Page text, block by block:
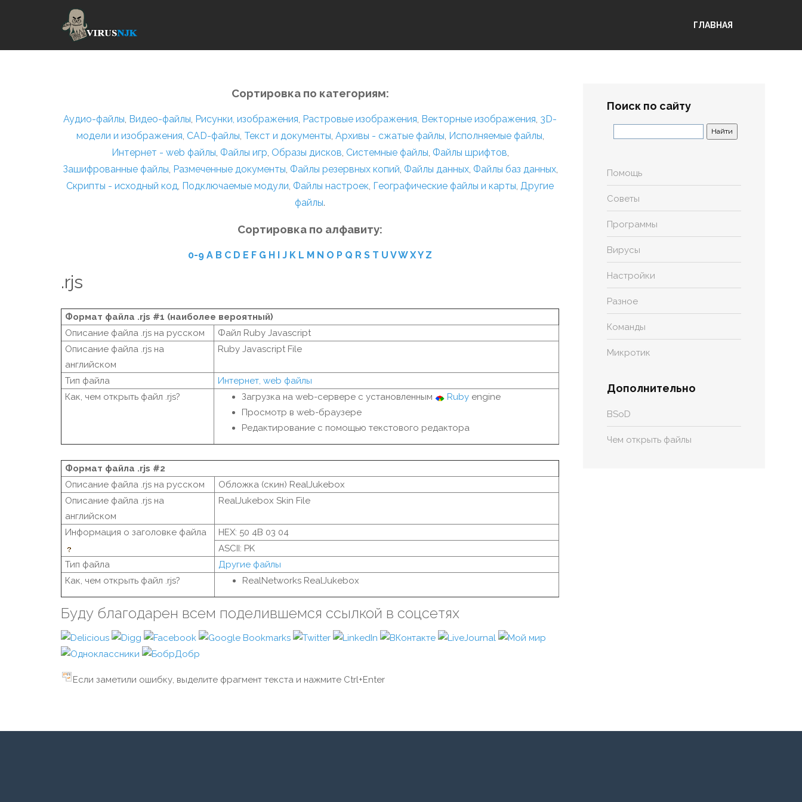
ГЛАВНАЯ
Сортировка по категориям:
Аудио-файлы, Видео-файлы, Рисунки, изображения, Растровые изображения, Векторные изображения, 3D-
модели и изображения, CAD-файлы, Текст и документы, Архивы - сжатые файлы, Исполняемые файлы,
Интернет - web файлы, Файлы игр, Образы дисков, Системные файлы, Файлы шрифтов,
Зашифрованные файлы, Размеченные документы, Файлы резервных копий, Файлы данных, Файлы баз данных,
Скрипты - исходный код, Подключаемые модули, Файлы настроек, Географические файлы и карты, Другие
файлы.
Сортировка по алфавиту:
0-9 A B C D E F G H I J K L M N O P Q R S T U VW XY Z
.rjs
Формат файла .rjs #1 (наиболее вероятный)
Описание файла .rjs на русском
Файл Ruby Javascript
Описание файла .rjs на
английском
Ruby Javascript File
Тип файла
Интернет, web файлы
Как, чем открыть файл .rjs?
Загрузка на web-сервере с установленным Ruby engine
Просмотр в web-браузере
Редактирование с помощью текстового редактора
Формат файла .rjs #2
Описание файла .rjs на русском
Обложка (скин) RealJukebox
Описание файла .rjs на
английском
RealJukebox Skin File
Информация о заголовке файла
HEX: 50 4B 03 04
ASCII: PK
Тип файла
Другие файлы
Как, чем открыть файл .rjs?
RealNetworks RealJukebox
Буду благодарен всем поделившемся ссылкой в соцсетях
Если заметили ошибку, выделите фрагмент текста и нажмите Ctrl+Enter
Поиск по сайту
Помощь
Советы
Программы
Вирусы
Настройки
Разное
Команды
Микротик
Дополнительно
BSoD
Чем открыть файлы